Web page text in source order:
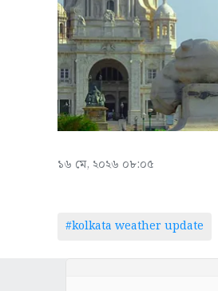
১৬ মে, ২০২৬ ০৮:০৫
#kolkata weather update